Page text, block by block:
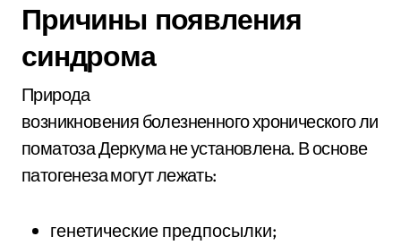
Причины появления
синдрома
Природа
возникновения болезненного хронического ли
поматоза Деркума не установлена. В основе
патогенеза могут лежать:
генетические предпосылки;